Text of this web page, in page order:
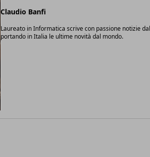
Claudio Banfi
Laureato in Informatica scrive con passione notizie
portando in Italia le ultime novità dal mondo.